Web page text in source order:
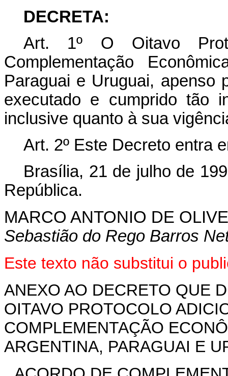
DECRETA:
Art. 1º O Oitavo
Complementação
Paraguai e Uruguai, apenso
executado e cumprido tão
inclusive quanto à sua
Art. 2º Este Decreto entra
Brasília, 21 de julho de
República.
MARCO ANTONIO DE
Sebastião do Rego Barros
Este texto não substitui o
ANEXO AO DECRETO QUE
OITAVO PROTOCOLO
COMPLEMENTAÇÃO
ARGENTINA, PARAGUAI E